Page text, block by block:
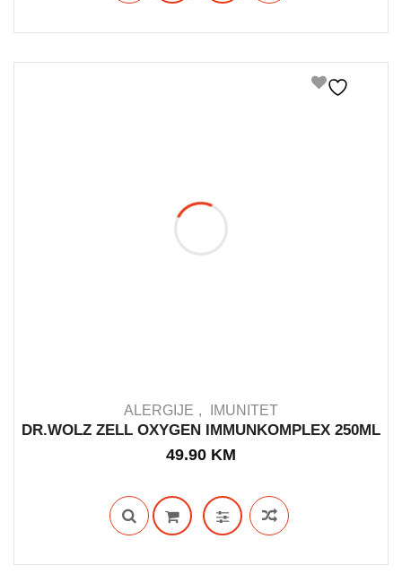
IN STOCK
ALERGIJE IMUNITET
DR.WOLZ ZELL OXYGEN IMMUNKOMPLEX 250ML
49.90 KM